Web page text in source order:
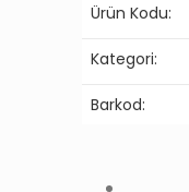
Ürün Kodu:
Kategori:
Barkod: